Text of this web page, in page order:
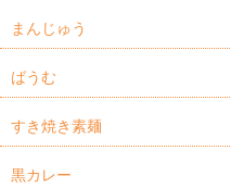
まんじゅう
ばうむ
すき焼き素麺
黒カレー